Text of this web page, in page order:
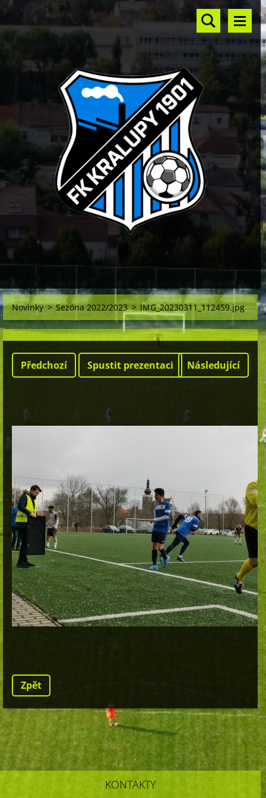
Novinky > Sezóna 2022/2023 > IMG_20230311_112459.jpg
Předchozí Spustit prezentaci Následující
Zpět
KONTAKTY